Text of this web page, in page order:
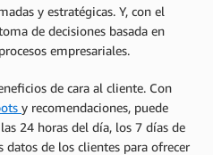
y estratégicas. Y, con el
de decisiones basada en
empresariales.
de cara al cliente. Con
y recomendaciones, puede
24 horas del día, los 7 días de
de los clientes para ofrecer